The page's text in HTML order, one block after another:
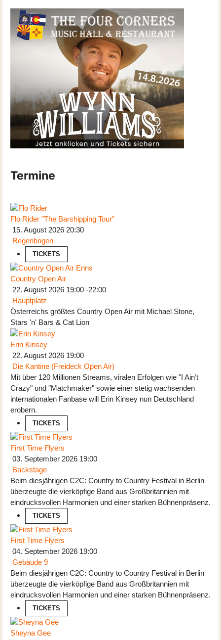
Termine
Flo Rider "The Barshipping Tour"
15. August 2026 20:30
Regenbogen
TICKETS
Country Open Air
22. August 2026 19:00 -22:00
Hauptplatz
Österreichs größtes Country Open Air mit Michael Stone,
Stars 'n' Bars & Cat Lion
Erin Kinsey
22. August 2026 19:00
Die Kantine (Freideck Open Air)
Mit über 120 Millionen Streams, viralen Erfolgen wie "I Ain’t
Crazy" und "Matchmaker" sowie einer stetig wachsenden
internationalen Fanbase will Erin Kinsey nun Deutschland
erobern.
TICKETS
First Time Flyers
03. September 2026 19:00
Backstage
Beim diesjährigen C2C: Country to Country Festival in Berlin
überzeugte die vierköpfige Band aus Großbritannien mit
eindrucksvollen Harmonien und einer starken Bühnenpräsenz.
TICKETS
First Time Flyers
04. September 2026 19:00
Gebäude 9
Beim diesjährigen C2C: Country to Country Festival in Berlin
überzeugte die vierköpfige Band aus Großbritannien mit
eindrucksvollen Harmonien und einer starken Bühnenpräsenz.
TICKETS
Sheyna Gee